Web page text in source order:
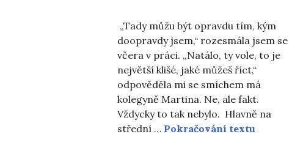
„Tady můžu být opravdu tím, kým
doopravdy jsem,“ rozesmála jsem se
včera v práci. „Natálo, ty vole, to je
největší klišé, jaké můžeš říct,“
odpověděla mi se smíchem má
kolegyně Martina. Ne, ale fakt.
Vždycky to tak nebylo. Hlavně na
střední … Pokračování textu